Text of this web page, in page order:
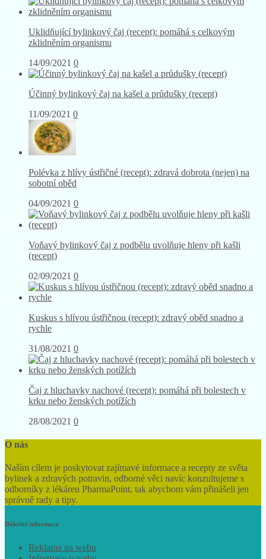
01/10/2021 1
Uklidňující bylinkový čaj (recept): pomáhá s celkovým
zklidněním organismu
14/09/2021 0
Účinný bylinkový čaj na kašel a průdušky (recept)
11/09/2021
Polévka z hlívy ústřičné (recept): zdravá dobrota (nejen) na
sobotní oběd
04/09/2021 0
Voňavý bylinkový čaj z podbělu uvolňuje hleny při kašli
(recept)
02/09/2021 0
Kuskus s hlívou ústřičnou (recept): zdravý oběd snadno a
rychle
31/08/2021 0
Čaj z hluchavky nachové (recept): pomáhá při bolestech v
krku nebo ženských potížích
28/08/2021 0
Naším cílem je poskytovat zajímavé informace a recepty ze světa
bylinek a zdravých potravin, odborné věci navíc konzultujeme s
odborníky z lékáren PharmaPoint, tak abychom vám přinášeli jen